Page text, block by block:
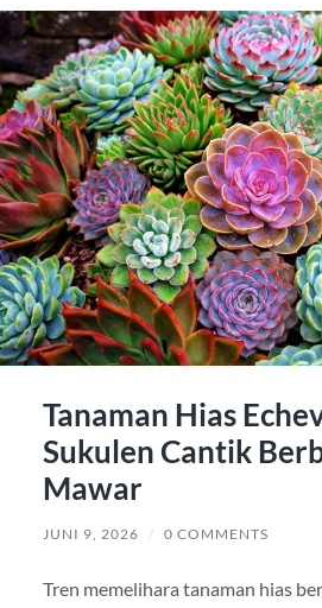
Tanaman Hias
Sukulen Cantik
Mawar
JUNI 9, 2026 / 0 COMMENTS
Tren memelihara tanaman hias